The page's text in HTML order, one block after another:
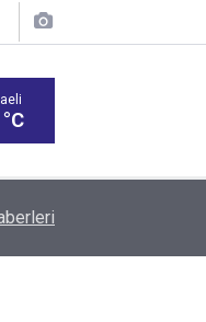
Mahallesi'ni Ziyaret